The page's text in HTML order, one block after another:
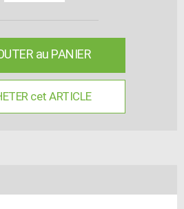
au PANIER
cet ARTICLE